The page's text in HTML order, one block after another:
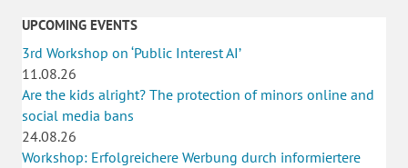
UPCOMING EVENTS
3rd Workshop on ‘Public Interest AI’
11.08.26
Are the kids alright? The protection of minors online and
social media bans
24.08.26
Workshop: Erfolgreichere Werbung durch informiertere